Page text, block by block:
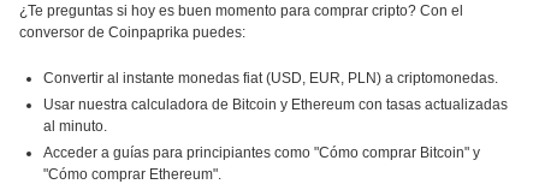
¿Te preguntas si hoy es buen momento para comprar cripto? Con el
conversor de Coinpaprika puedes:
Convertir al instante monedas fiat (USD, EUR, PLN) a criptomonedas.
Usar nuestra calculadora de Bitcoin y Ethereum con tasas actualizadas
al minuto.
Acceder a guías para principiantes como "Cómo comprar Bitcoin" y
"Cómo comprar Ethereum".